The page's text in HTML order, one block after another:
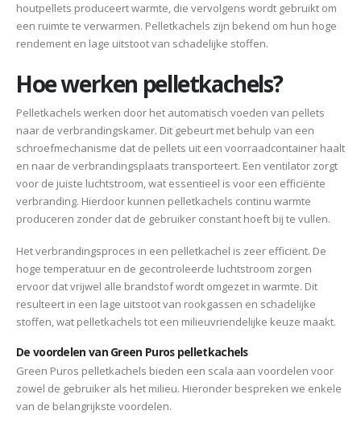
houtpellets produceert warmte, die vervolgens wordt gebruikt om
een ruimte te verwarmen. Pelletkachels zijn bekend om hun hoge
rendement en lage uitstoot van schadelijke stoffen.
Hoe werken pelletkachels?
Pelletkachels werken door het automatisch voeden van pellets
naar de verbrandingskamer. Dit gebeurt met behulp van een
schroefmechanisme dat de pellets uit een voorraadcontainer haalt
en naar de verbrandingsplaats transporteert. Een ventilator zorgt
voor de juiste luchtstroom, wat essentieel is voor een efficiënte
verbranding. Hierdoor kunnen pelletkachels continu warmte
produceren zonder dat de gebruiker constant hoeft bij te vullen.
Het verbrandingsproces in een pelletkachel is zeer efficiënt. De
hoge temperatuur en de gecontroleerde luchtstroom zorgen
ervoor dat vrijwel alle brandstof wordt omgezet in warmte. Dit
resulteert in een lage uitstoot van rookgassen en schadelijke
stoffen, wat pelletkachels tot een milieuvriendelijke keuze maakt.
De voordelen van Green Puros pelletkachels
Green Puros pelletkachels bieden een scala aan voordelen voor
zowel de gebruiker als het milieu. Hieronder bespreken we enkele
van de belangrijkste voordelen.